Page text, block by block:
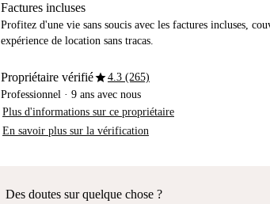
Factures incluses
Profitez d'une vie sans soucis avec les factures incluses,
expérience de location sans tracas.
Propriétaire vérifiéstar4.3 (265)
Professionnel · 9 ans avec nous
Plus d'informations sur ce propriétaire
En savoir plus sur la vérification
Des doutes sur quelque chose ?